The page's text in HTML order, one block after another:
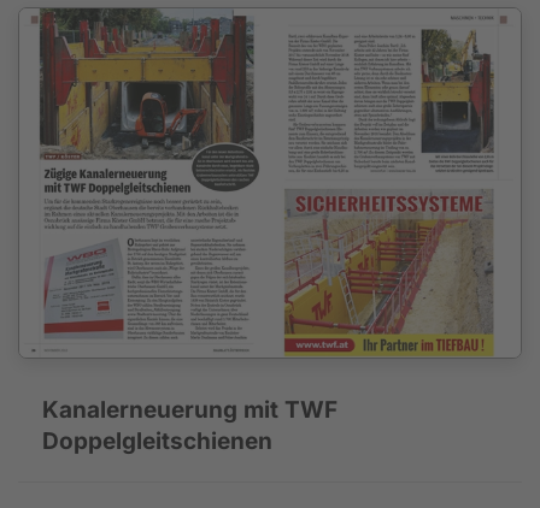
Kanalerneuerung mit TWF
Doppelgleitschienen